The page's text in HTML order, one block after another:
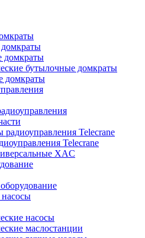
домкраты
бутылочные домкраты
домкраты
радиоуправления Telecrane
Telecrane
XAC
насосы
насосы
маслостанции